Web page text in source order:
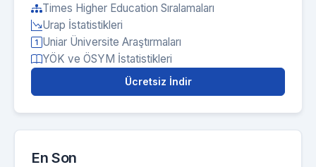
Times Higher Education Sıralamaları
Urap İstatistikleri
Uniar Üniversite Araştırmaları
YÖK ve ÖSYM İstatistikleri
Ücretsiz İndir
En Son